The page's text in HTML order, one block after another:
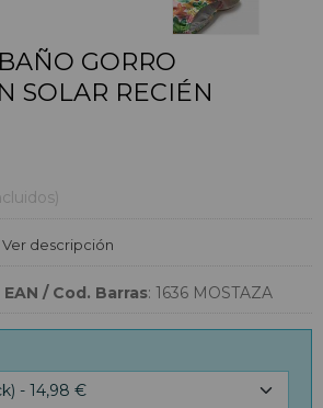
GORRO
SOLAR RECIÉN
Ver descripción
EAN / Cod. Barras: 1636 MOSTAZA